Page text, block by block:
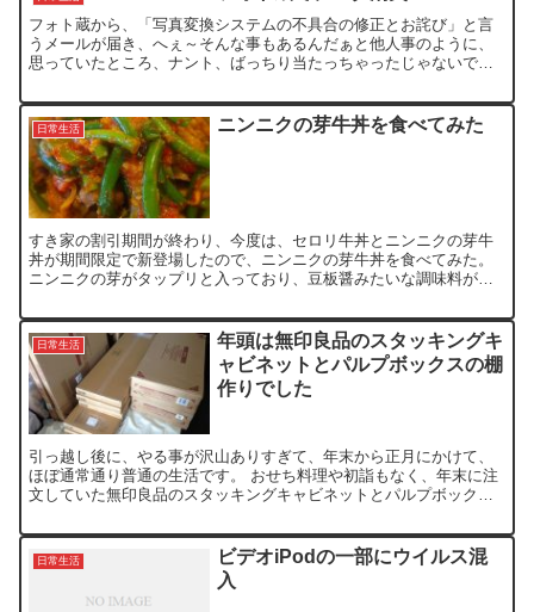
フォト蔵から、「写真変換システムの不具合の修正とお詫び」と言
うメールが届き、へぇ～そんな事もあるんだぁと他人事のように、
思っていたところ、ナント、ばっちり当たっちゃったじゃないです
日常生活 ニンニクの芽牛丼を食べてみた
すき家の割引期間が終わり、今度は、セロリ牛丼とニンニクの芽牛
丼が期間限定で新登場したので、ニンニクの芽牛丼を食べてみた。
ニンニクの芽がタップリと入っており、豆板醤みたいな調味料が入
日常生活
年頭は無印良品のスタッキングキ
ャビネットとパルプボックスの棚
作りでした
引っ越し後に、やる事が沢山ありすぎて、年末から正月にかけて、
ほぼ通常通り普通の生活です。 おせち料理や初詣もなく、年末に注
文していた無印良品のスタッキングキャビネットとパルプボックス
日常生活
ビデオiPodの一部にウイルス混
入